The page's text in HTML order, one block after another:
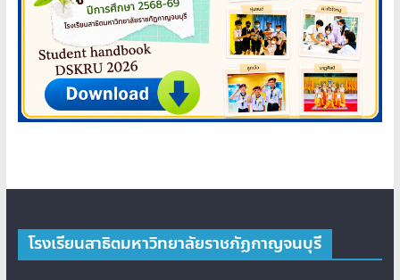
โรงเรียนสาธิตมหาวิทยาลัยราชภัฏกาญจนบุรี